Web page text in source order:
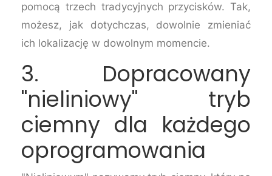
pomocą trzech tradycyjnych przycisków. Tak,
możesz, jak dotychczas, dowolnie zmieniać
ich lokalizację w dowolnym momencie.
3. Dopracowany
"nieliniowy" tryb
ciemny dla każdego
oprogramowania